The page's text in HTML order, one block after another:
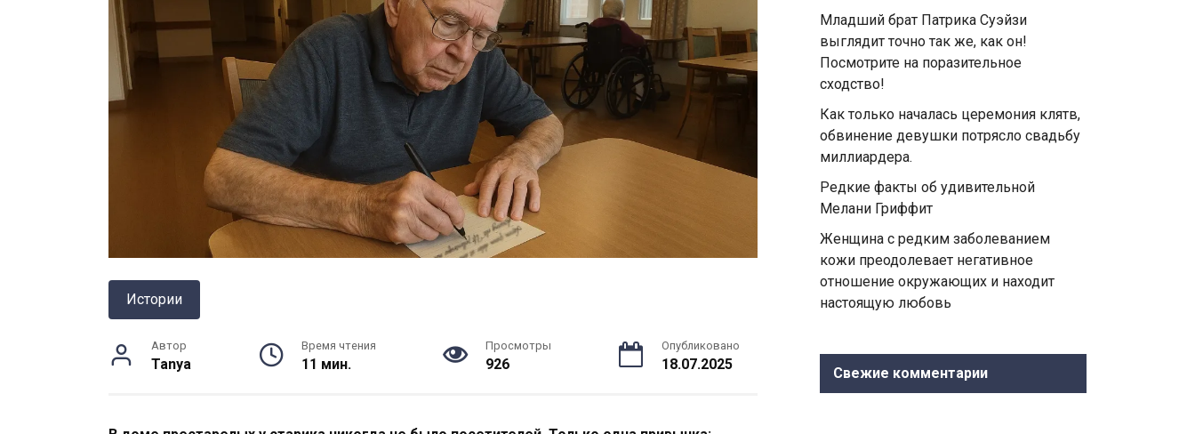
Истории
Автор
Tanya
Время чтения
11 мин.
Просмотры
926
Опубликовано
18.07.2025
Младший брат Патрика Суэйзи
выглядит точно так же, как он!
Посмотрите на поразительное
сходство!
Как только началась церемония клятв,
обвинение девушки потрясло свадьбу
миллиардера.
Редкие факты об удивительной
Мелани Гриффит
Женщина с редким заболеванием
кожи преодолевает негативное
отношение окружающих и находит
настоящую любовь
Свежие комментарии